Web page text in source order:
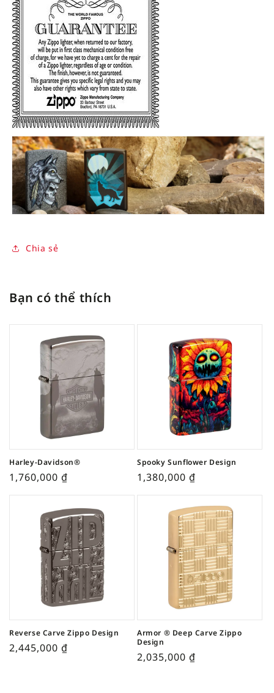
Chia sẻ
Bạn có thể thích
Harley-Davidson®
1,760,000 ₫
Spooky Sunflower Design
1,380,000 ₫
Reverse Carve Zippo Design
2,445,000 ₫
Armor ® Deep Carve Zippo
Design
2,035,000 ₫